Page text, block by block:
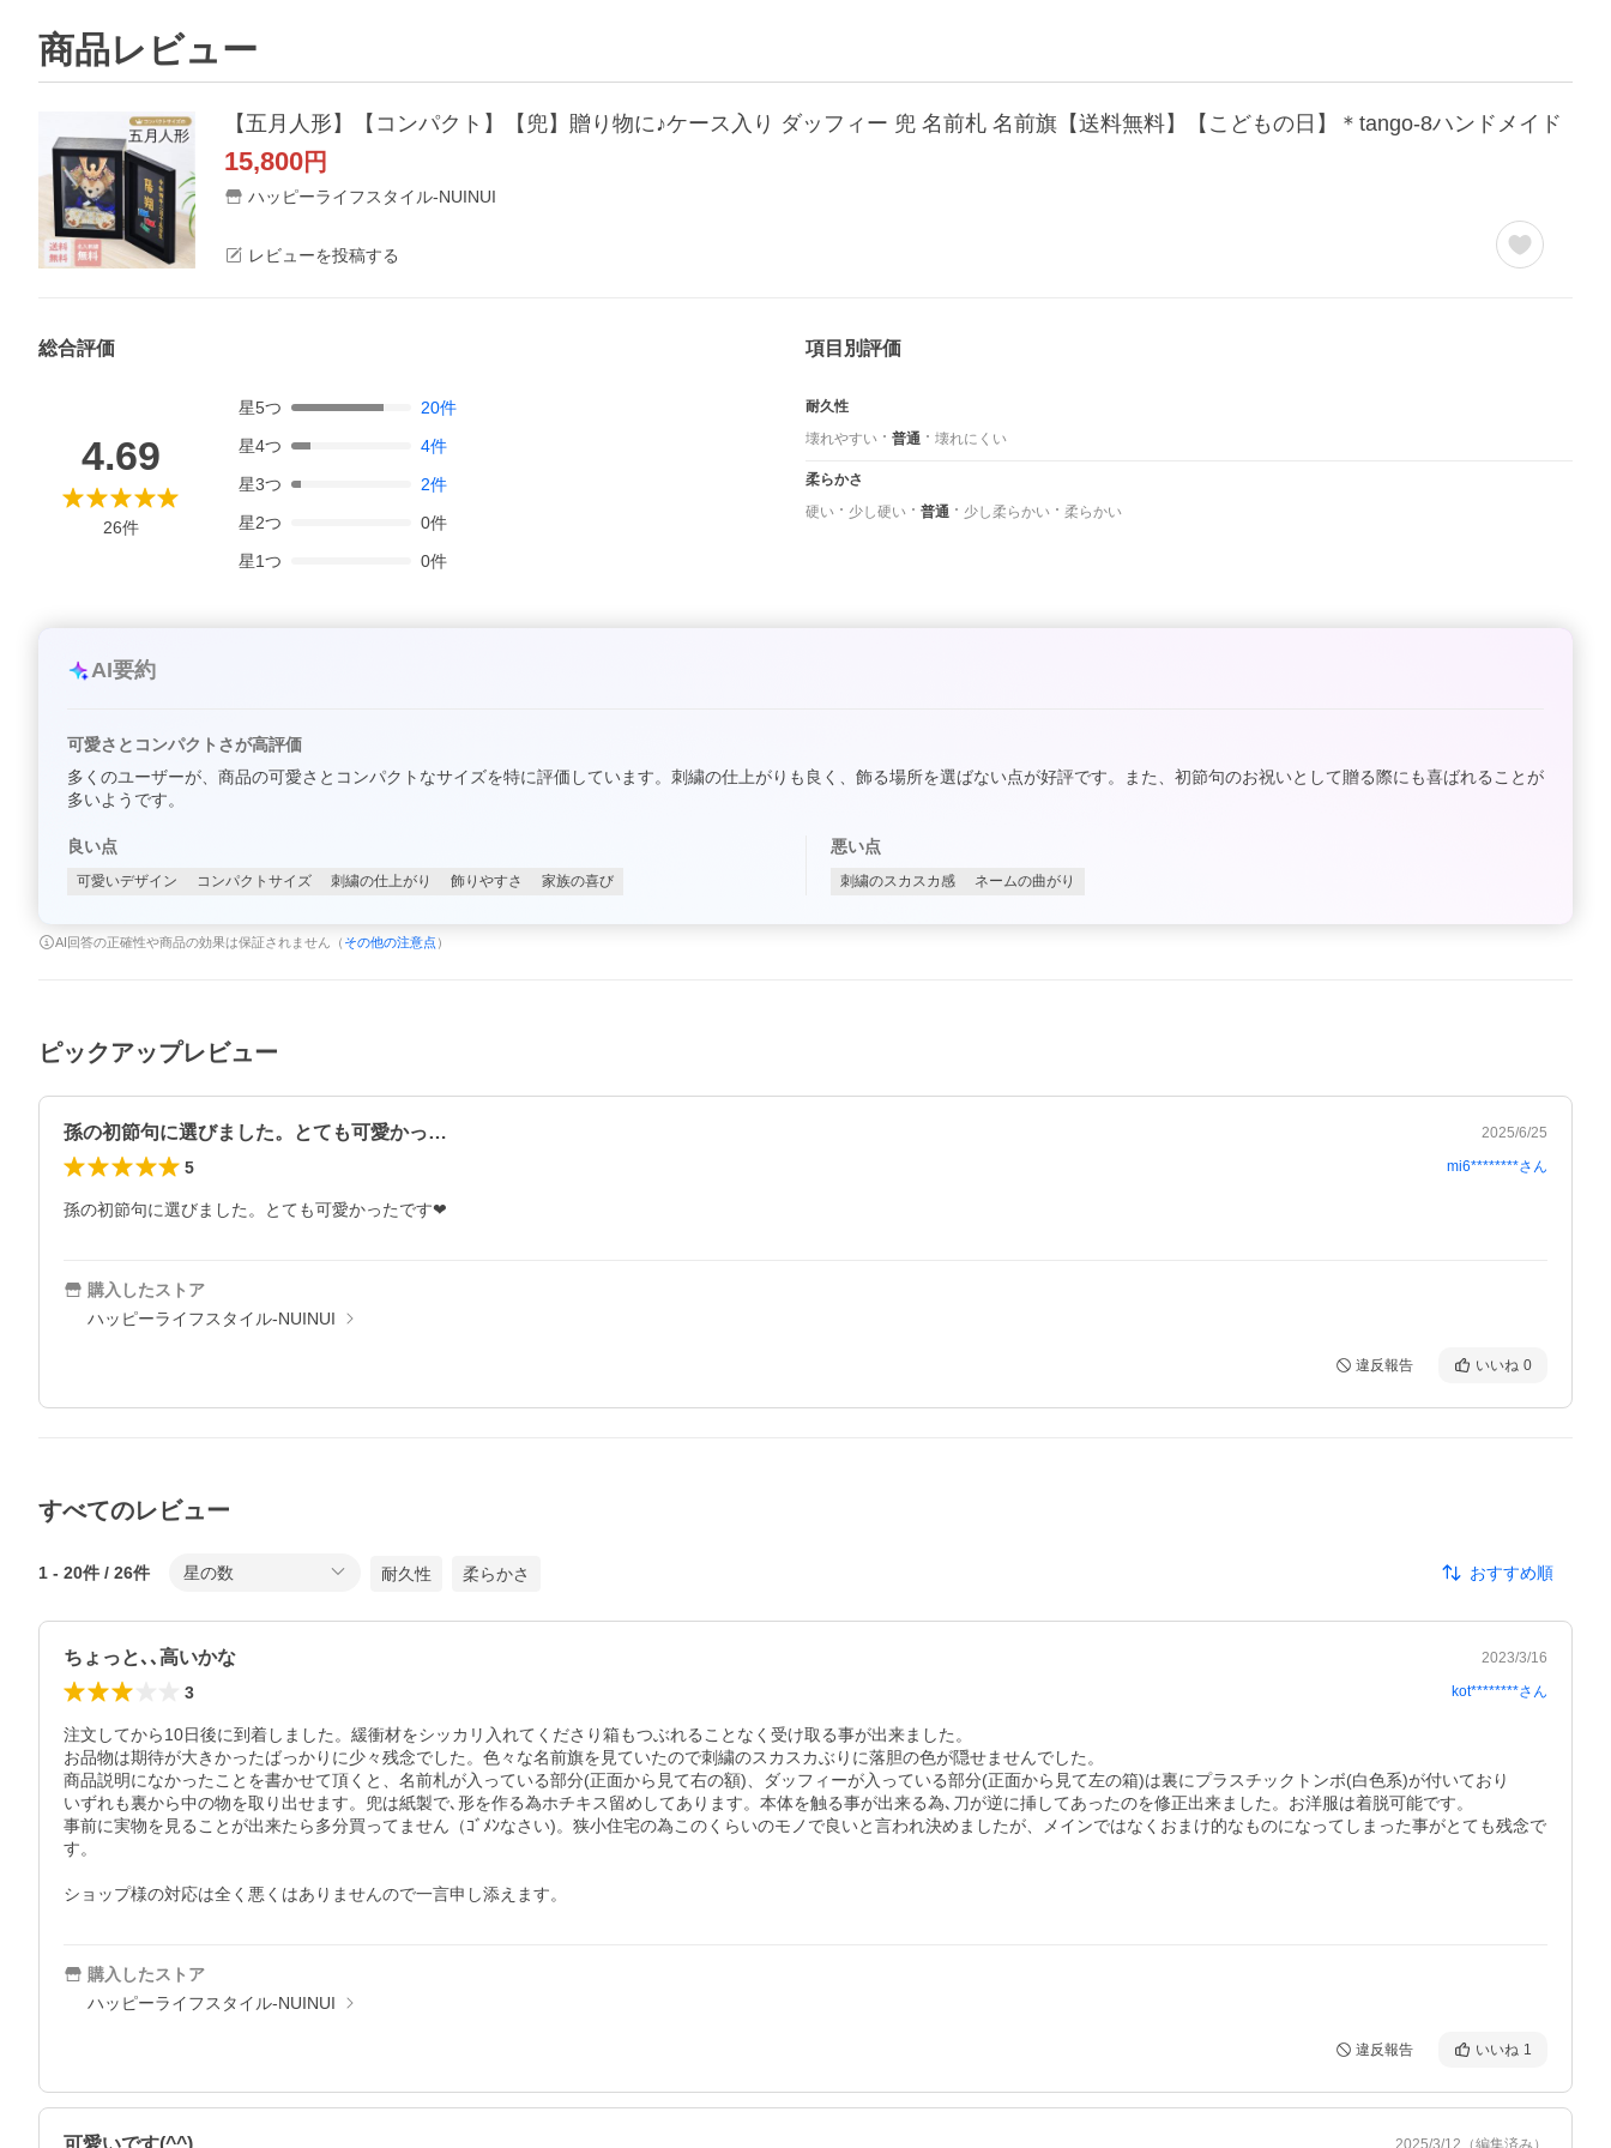
商品レビュー
【五月人形】【コンパクト】【兜】贈り物に♪ケース入り ダッフィー 兜 名前札 名前旗【送料無料】【こどもの日】＊tango-8ハンドメイド
15,800円
ハッピーライフスタイル-NUINUI
レビューを投稿する
総合評価
4.69
26件
星5つ 20件
星4つ 4件
星3つ 2件
星2つ 0件
星1つ 0件
項目別評価
耐久性
壊れやすい
普通 壊れにくい
柔らかさ
硬い
少し硬い 普通 少し柔らかい 柔らかい
AI要約
可愛さとコンパクトさが高評価
多くのユーザーが、商品の可愛さとコンパクトなサイズを特に評価しています。刺繍の仕上がりも良く、飾る場所を選ばない点が好評です。また、初節句のお祝いとして贈る際にも喜ばれることが
多いようです。
良い点
可愛いデザイン コンパクトサイズ 刺繍の仕上がり 飾りやすさ 家族の喜び
悪い点
刺繍のスカスカ感 ネームの曲がり
AI回答の正確性や商品の効果は保証されません（ その他の注意点 ）
ピックアップレビュー
孫の初節句に選びました。とても可愛かっ… 2025/6/25
5 mi6********さん
孫の初節句に選びました。とても可愛かったです❤
購入したストア
ハッピーライフスタイル-NUINUI
違反報告 いいね 0
すべてのレビュー
1 - 20件 / 26件 星の数 耐久性 柔らかさ おすすめ順
ちょっと､､高いかな 2023/3/16
3 kot********さん
注文してから10日後に到着しました。緩衝材をシッカリ入れてくださり箱もつぶれることなく受け取る事が出来ました。
お品物は期待が大きかったばっかりに少々残念でした。色々な名前旗を見ていたので刺繍のスカスカぶりに落胆の色が隠せませんでした。
商品説明になかったことを書かせて頂くと、名前札が入っている部分(正面から見て右の額)、ダッフィーが入っている部分(正面から見て左の箱)は裏にプラスチックトンボ(白色系)が付いており
いずれも裏から中の物を取り出せます。兜は紙製で､形を作る為ホチキス留めしてあります。本体を触る事が出来る為､刀が逆に挿してあったのを修正出来ました。お洋服は着脱可能です。
事前に実物を見ることが出来たら多分買ってません（ｺﾞﾒﾝなさい)。狭小住宅の為このくらいのモノで良いと言われ決めましたが、メインではなくおまけ的なものになってしまった事がとても残念で
す。
ショップ様の対応は全く悪くはありませんので一言申し添えます。
購入したストア
ハッピーライフスタイル-NUINUI
違反報告 いいね 1
2025/3/12 （編集済み）